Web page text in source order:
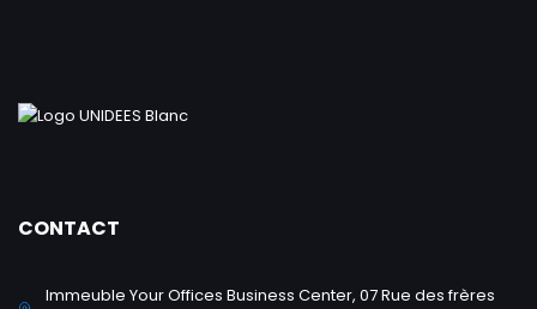
CONTACT
Immeuble Your Offices Business Center, 07 Rue des frères